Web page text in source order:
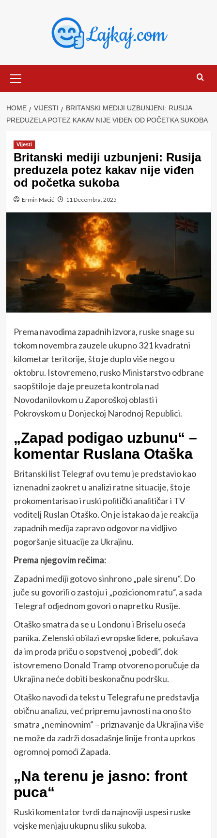
Menu
HOME VIJESTI
BRITANSKI MEDIJI UZBUNJENI: RUSIJA
PREDUZELA POTEZ KAKAV NIJE VIĐEN OD POČETKA SUKOBA
Vijesti
Britanski mediji uzbunjeni: Rusija
preduzela potez kakav nije viđen
od početka sukoba
Ermin Macić 11 Decembra, 2025
Prema navodima zapadnih izvora, ruske snage su
tokom novembra zauzele ukupno 321 kvadratni
kilometar teritorije, što je duplo više nego u
oktobru. Istovremeno, rusko Ministarstvo odbrane
saopštilo je da je preuzeta kontrola nad
Novodanilovkom u Zaporoškoj oblasti i
Pokrovskom u Donjeckoj Narodnoj Republici.
„Zapad podigao uzbunu“ –
komentar Ruslana Otaška
Britanski list Telegraf ovu temu je predstavio kao
iznenadni zaokret u analizi ratne situacije, što je
prokomentarisao i ruski politički analitičar i TV
voditelj Ruslan Otaško. On je istakao da je reakcija
zapadnih medija zapravo odgovor na vidljivo
pogoršanje situacije za Ukrajinu.
Prema njegovim rečima:
Zapadni mediji gotovo sinhrono „pale sirenu“. Do
juče su govorili o zastoju i „pozicionom ratu“, a sada
Telegraf odjednom govori o napretku Rusije.
Otaško smatra da se u Londonu i Briselu oseća
panika. Zelenski obilazi evropske lidere, pokušava
da im proda priču o sopstvenoj „pobedi“, dok
istovremeno Donald Tramp otvoreno poručuje da
Ukrajina neće dobiti beskonačnu podršku.
Otaško navodi da tekst u Telegrafu ne predstavlja
običnu analizu, već pripremu javnosti na ono što
smatra „neminovnim“ – priznavanje da Ukrajina više
ne može da zadrži dosadašnje linije fronta uprkos
ogromnoj pomoći Zapada.
„Na terenu je jasno: front
puca“
Ruski komentator tvrdi da najnoviji uspesi ruske
vojske menjaju ukupnu sliku sukoba.